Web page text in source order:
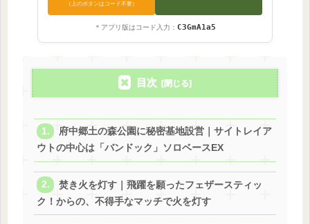
（上のボタンはコード不要）
＊アプリ版はコード入力： C3GmA1a5
目次
府中郷土の森公園に秘密基地設営｜サイトレイア
ウトの中心は「バンドック」ソロベースEX
焚き火を灯す｜飛躍を願ったフェザースティッ
ク！からの、不得手なマッチで火を灯す